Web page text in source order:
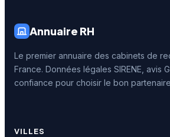
Annuaire RH
Le premier annuaire des cabinets de
France. Données légales SIRENE, avis
confiance pour choisir le bon
VILLES